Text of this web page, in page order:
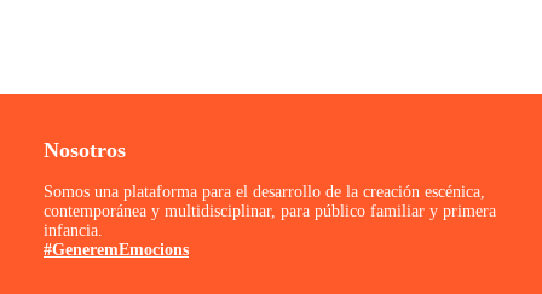
Nosotros
Somos una plataforma para el desarrollo de la creación escénica,
contemporánea y multidisciplinar, para público familiar y primera
infancia.
#GeneremEmocions